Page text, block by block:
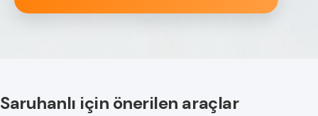
Saruhanlı için önerilen araçlar